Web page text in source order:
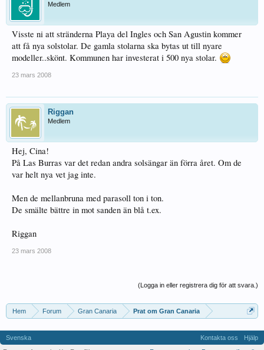
Medlem
Visste ni att stränderna Playa del Ingles och San Agustin kommer
att få nya solstolar. De gamla stolarna ska bytas ut till nyare
modeller..skönt. Kommunen har investerat i 500 nya stolar.
23 mars 2008
Riggan
Medlem
Hej, Cina!
På Las Burras var det redan andra solsängar än förra året. Om de
var helt nya vet jag inte.
Men de mellanbruna med parasoll ton i ton.
De smälte bättre in mot sanden än blå t.ex.
Riggan
23 mars 2008
(Logga in eller registrera dig för att svara.)
Hem Forum Gran Canaria Prat om Gran Canaria
Svenska Kontakta oss
Hjälp